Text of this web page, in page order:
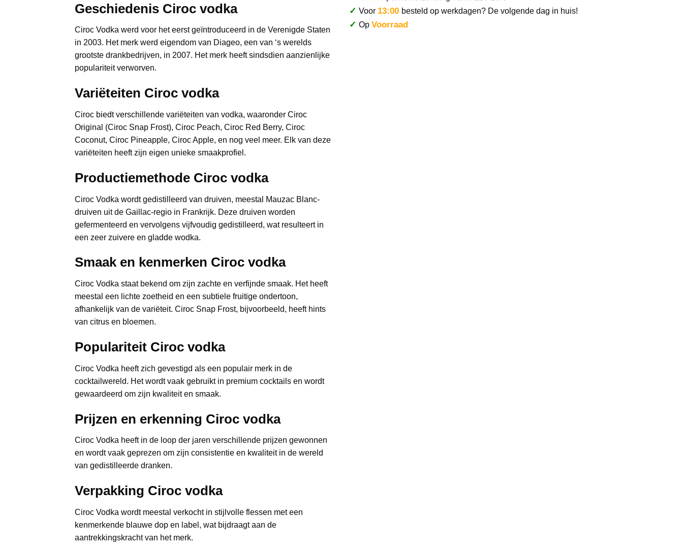
Geschiedenis Ciroc vodka
Ciroc Vodka werd voor het eerst geïntroduceerd in de Verenigde Staten
in 2003. Het merk werd eigendom van Diageo, een van ‘s werelds
grootste drankbedrijven, in 2007. Het merk heeft sindsdien aanzienlijke
populariteit verworven.
Variëteiten Ciroc vodka
Ciroc biedt verschillende variëteiten van vodka, waaronder Ciroc
Original (Ciroc Snap Frost), Ciroc Peach, Ciroc Red Berry, Ciroc
Coconut, Ciroc Pineapple, Ciroc Apple, en nog veel meer. Elk van deze
variëteiten heeft zijn eigen unieke smaakprofiel.
Productiemethode Ciroc vodka
Ciroc Vodka wordt gedistilleerd van druiven, meestal Mauzac Blanc-
druiven uit de Gaillac-regio in Frankrijk. Deze druiven worden
gefermenteerd en vervolgens vijfvoudig gedistilleerd, wat resulteert in
een zeer zuivere en gladde wodka.
Smaak en kenmerken Ciroc vodka
Ciroc Vodka staat bekend om zijn zachte en verfijnde smaak. Het heeft
meestal een lichte zoetheid en een subtiele fruitige ondertoon,
afhankelijk van de variëteit. Ciroc Snap Frost, bijvoorbeeld, heeft hints
van citrus en bloemen.
Populariteit Ciroc vodka
Ciroc Vodka heeft zich gevestigd als een populair merk in de
cocktailwereld. Het wordt vaak gebruikt in premium cocktails en wordt
gewaardeerd om zijn kwaliteit en smaak.
Prijzen en erkenning Ciroc vodka
Ciroc Vodka heeft in de loop der jaren verschillende prijzen gewonnen
en wordt vaak geprezen om zijn consistentie en kwaliteit in de wereld
van gedistilleerde dranken.
Verpakking Ciroc vodka
Ciroc Vodka wordt meestal verkocht in stijlvolle flessen met een
kenmerkende blauwe dop en label, wat bijdraagt aan de
aantrekkingskracht van het merk.
✓ Voor 13:00 besteld op werkdagen? De volgende dag in huis!
✓ Op Voorraad